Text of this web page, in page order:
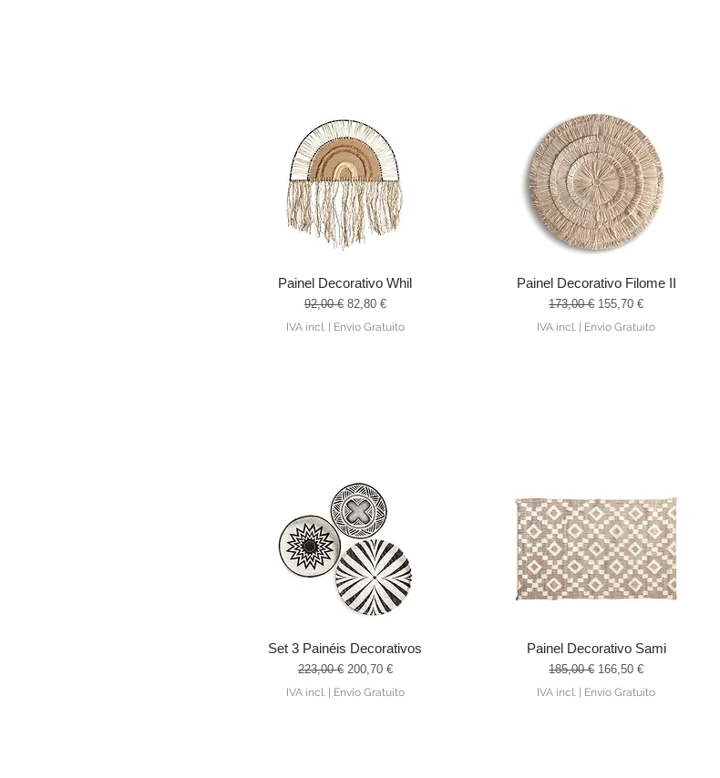
Visualização rápida
Painel Decorativo Whil
Preço normal
92,00 € Preço promocional
82,80 €
IVA incl.| Envio Gratuito
Visualização rápida
Painel Decorativo Filome II
Preço normal
173,00 € Preço promocional
155,70 €
IVA incl. Envio Gratuito
Visualização rápida
Set 3 Painéis Decorativos
Preço normal
223,00 € Preço promocional
200,70 €
IVA incl.| Envio Gratuito
Visualização rápida
Painel Decorativo Sami
Preço normal
185,00 € Preço promocional
166,50 €
IVA incl. Envio Gratuito